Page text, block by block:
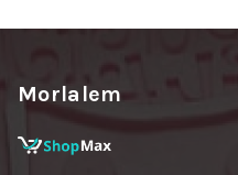
Morlalem